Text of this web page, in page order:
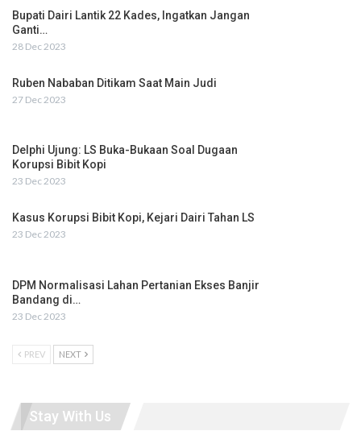
Bupati Dairi Lantik 22 Kades, Ingatkan Jangan
Ganti…
28 Dec 2023
Ruben Nababan Ditikam Saat Main Judi
27 Dec 2023
Delphi Ujung: LS Buka-Bukaan Soal Dugaan
Korupsi Bibit Kopi
23 Dec 2023
Kasus Korupsi Bibit Kopi, Kejari Dairi Tahan LS
23 Dec 2023
DPM Normalisasi Lahan Pertanian Ekses Banjir
Bandang di…
23 Dec 2023
PREV NEXT
Stay With Us